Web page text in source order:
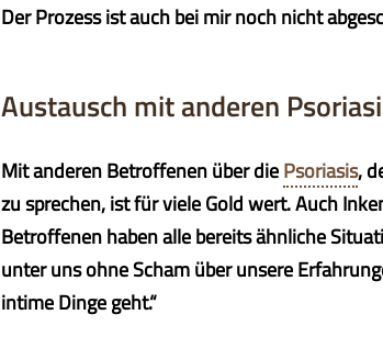
Der Prozess ist auch bei mir noch nicht
Austausch mit anderen
Mit anderen Betroffenen über diePsoriasis,
zu sprechen, ist für viele Gold wert. Auch
Betroffenen haben alle bereits ähnliche
unter uns ohne Scham über unsere
intime Dinge geht.“